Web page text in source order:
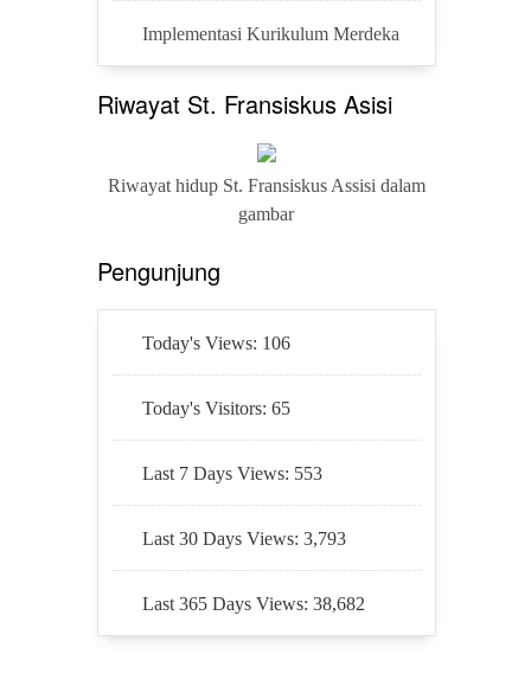
Implementasi Kurikulum Merdeka
Riwayat St. Fransiskus Asisi
Riwayat hidup St. Fransiskus Assisi dalam
gambar
Pengunjung
Today's Views: 106
Today's Visitors: 65
Last 7 Days Views: 553
Last 30 Days Views: 3,793
Last 365 Days Views: 38,682